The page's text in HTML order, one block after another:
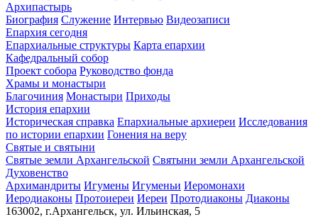
Архипастырь
Биография Служение Интервью Видеозаписи
Епархия сегодня
Епархиальные структуры Карта епархии
Кафедральный собор
Проект собора Руководство фонда
Храмы и монастыри
Благочиния Монастыри Приходы
История епархии
Историческая справка Епархиальные архиереи Исследования
по истории епархии Гонения на веру
Святые и святыни
Святые земли Архангельской Святыни земли Архангельской
Духовенство
Архимандриты Игумены Игуменьи Иеромонахи
Иеродиаконы Протоиереи Иереи Протодиаконы Диаконы
163002, г.Архангельск, ул. Ильинская, 5